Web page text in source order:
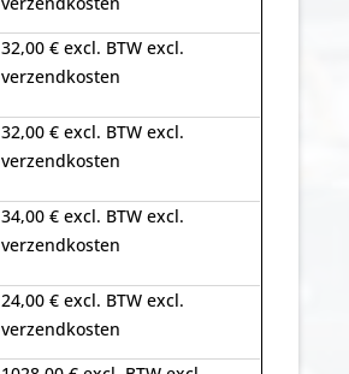
32,00 € excl. BTW excl.
verzendkosten
32,00 € excl. BTW excl.
verzendkosten
34,00 € excl. BTW excl.
verzendkosten
24,00 € excl. BTW excl.
verzendkosten